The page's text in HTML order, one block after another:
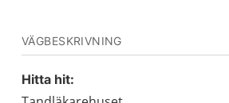
VÄGBESKRIVNING
Hitta hit: